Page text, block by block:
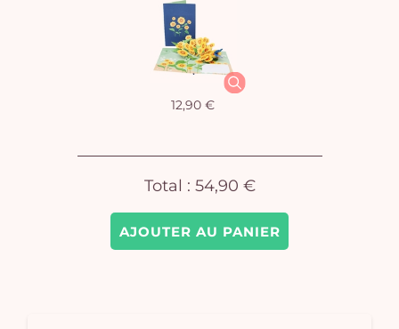
AJOUTER AU PANIER
12,90 €
Total : 54,90 €